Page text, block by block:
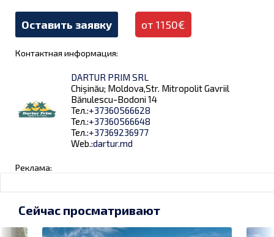
Оставить заявку от 1150€
Контактная информация:
DARTUR PRIM SRL
Chișinău; Moldova,Str. Mitropolit Gavriil
Bănulescu-Bodoni 14
Тел.:+37360566628
Тел.:+37360566648
Тел.:+37369236977
Web.:dartur.md
Реклама:
Сейчас просматривают